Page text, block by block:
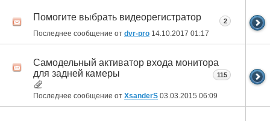
Помогите выбрать видеорегистратор
Последнее сообщение от dvr-pro 14.10.2017 01:17
2
Самодельный активатор входа монитора
для задней камеры
Последнее сообщение от XsanderS 03.03.2015 06:09
115